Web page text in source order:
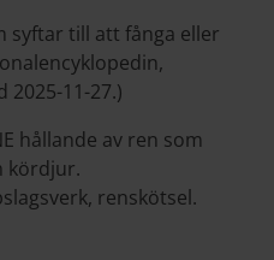
syftar till att fånga eller
2025-11-27.)
hållande av ren som
kördjur.
renskötsel.